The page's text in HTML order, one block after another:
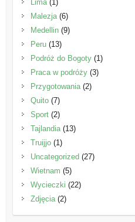
Lima(1)
Malezja(6)
Medellin(9)
Peru(13)
Podróż do Bogoty(1)
Praca w podróży(3)
Przygotowania(2)
Quito(7)
Sport(2)
Tajlandia(13)
Truijjo(1)
Uncategorized(27)
Wietnam (5)
Wycieczki (22)
Zdjęcia(2)